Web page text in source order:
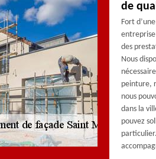
de
Fort
des
Nous
peinture,
nous
dans la
pouvez